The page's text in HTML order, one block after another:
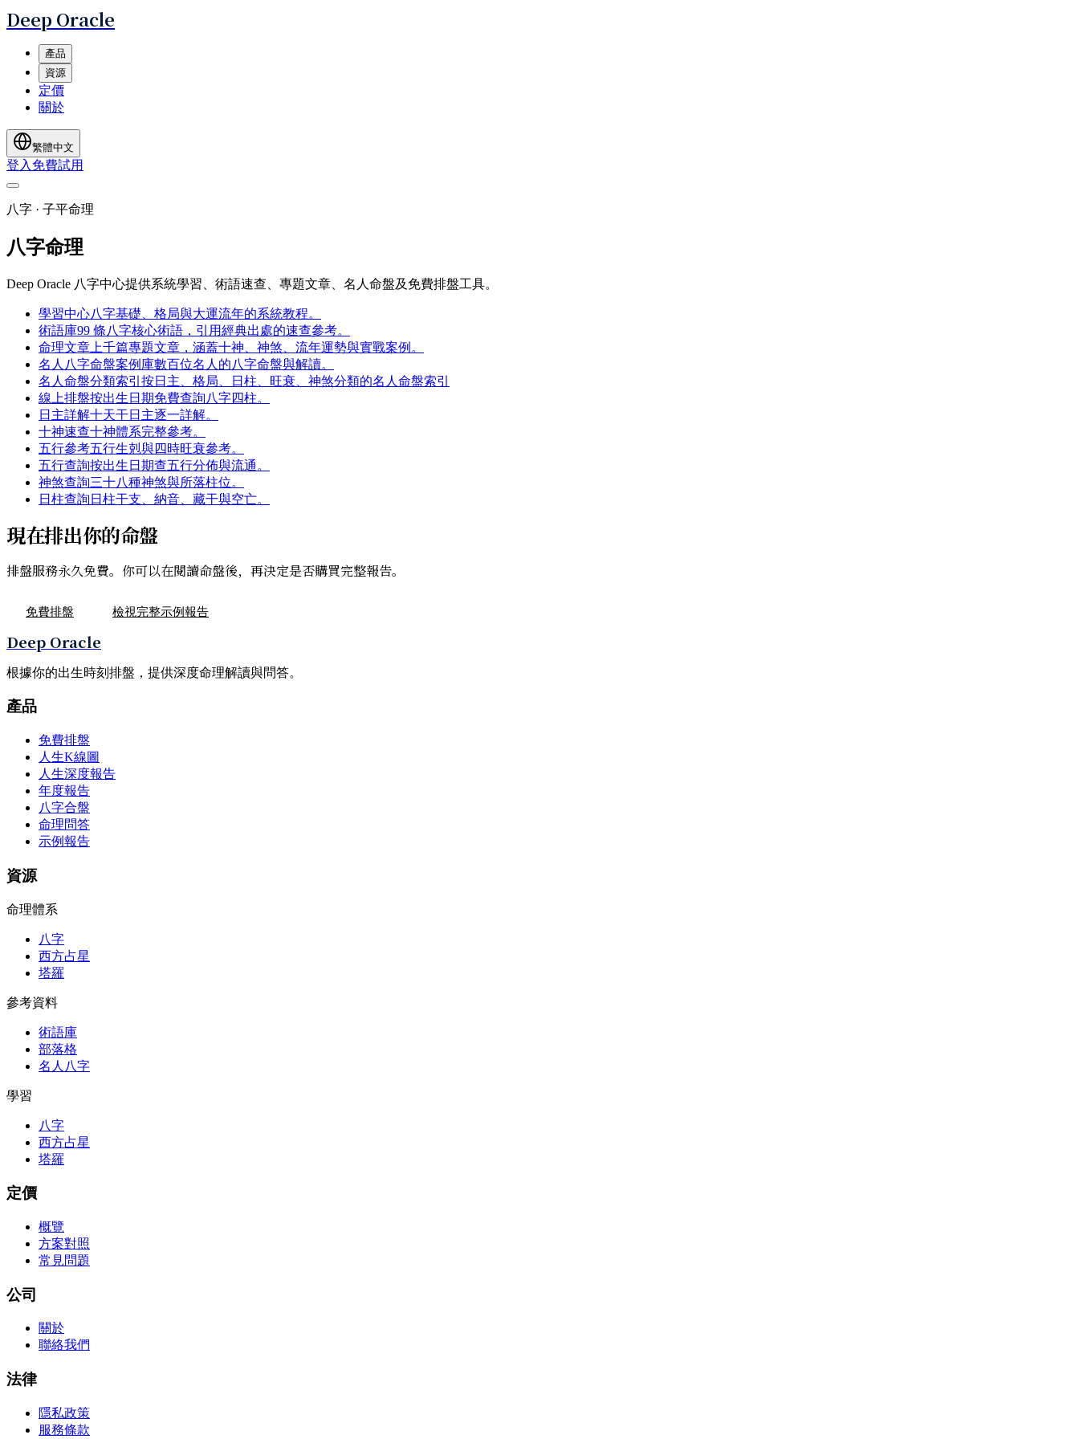
Deep Oracle
產品
資源
定價
關於
繁體中文
登入 免費試用
八字 · 子平命理
八字命理
Deep Oracle 八字中心提供系統學習、術語速查、專題文章、名人命盤及免費排盤工具。
學習中心八字基礎、格局與大運流年的系統教程。
術語庫99 條八字核心術語，引用經典出處的速查參考。
命理文章 上千篇專題文章，涵蓋十神、神煞、流年運勢與實戰案例。
名人八字命盤案例庫數百位名人的八字命盤與解讀。
名人命盤分類索引 按日主、格局、日柱、旺衰、神煞分類的名人命盤索引
線上排盤按出生日期免費查詢八字四柱。
日主詳解十天干日主逐一詳解。
十神速查十神體系完整參考。
五行參考五行生剋與四時旺衰參考。
五行查詢按出生日期查五行分佈與流通。
神煞查詢三十八種神煞與所落柱位。
日柱查詢 日柱干支、納音、藏干與空亡。
現在排出你的命盤
排盤服務永久免費。你可以在閱讀命盤後，再決定是否購買完整報告。
免費排盤 檢視完整示例報告
Deep Oracle
根據你的出生時刻排盤，提供深度命理解讀與問答。
產品
免費排盤
人生K線圖
人生深度報告
年度報告
八字合盤
命理問答
示例報告
資源
命理體系
八字
西方占星
塔羅
參考資料
術語庫
部落格
名人八字
學習
八字
西方占星
塔羅
定價
概覽
方案對照
常見問題
公司
關於
聯絡我們
法律
隱私政策
服務條款